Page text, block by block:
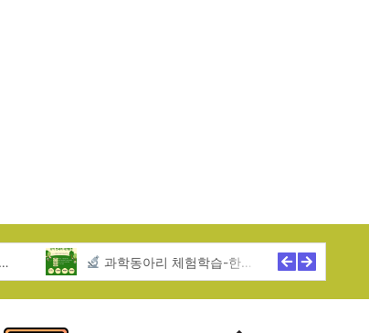
과학동아리 체험학습-한무리지역아동센터